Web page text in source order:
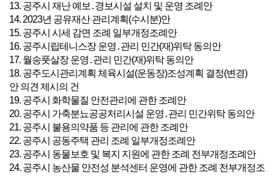
13. 공주시 재난 예보․경보시설 설치 및 운영 조례안
14. 2023년 공유재산 관리계획(수시분)안
15. 공주시 시세 감면 조례 일부개정조례안
16. 공주시립테니스장 운영․관리 민간(재)위탁 동의안
17. 월송풋살장 운영․관리 민간(재)위탁 동의안
18. 공주도시관리계획 체육시설(운동장)조성계획 결정(변경)
안 의견 제시의 건
19. 공주시 화학물질 안전관리에 관한 조례안
20. 공주시 가축분뇨공공처리시설 운영․관리 민간위탁 동의안
21. 공주시 불용의약품 등 관리에 관한 조례안
22. 공주시 공동주택 관리 조례 일부개정조례안
23. 공주시 동물보호 및 복지 지원에 관한 조례 전부개정조례안
24. 공주시 농산물 안전성 분석센터 운영에 관한 조례 전부개정조